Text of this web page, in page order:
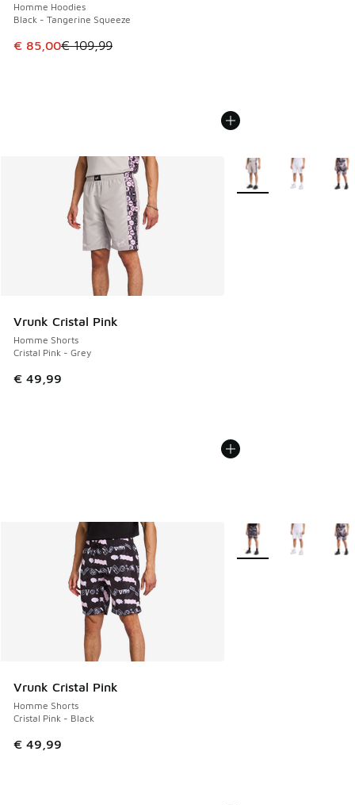
Homme Hoodies
Black - Tangerine Squeeze
Cet article est en promotion. Prix en baisse de € 109,99 à
€ 85,00€ 109,99
Vrunk Cristal Pink
Homme Shorts
Cristal Pink - Grey
€ 49,99
Plus de couleurs
Vrunk Cristal Pink
Homme Shorts
Cristal Pink - Black
€ 49,99
Plus de couleurs